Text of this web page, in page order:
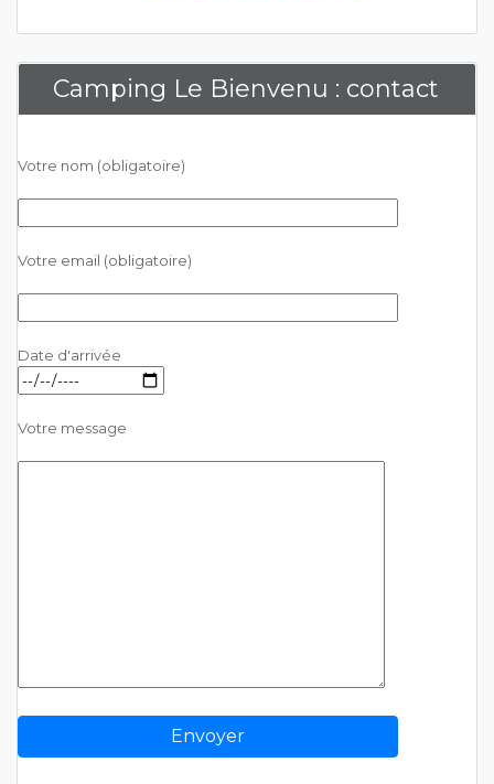
Camping Le Bienvenu : contact
Votre nom (obligatoire)
Votre email (obligatoire)
Date d'arrivée
Votre message